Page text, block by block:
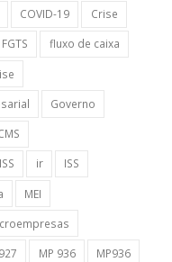
COVID-19
Crise
FGTS
fluxo de caixa
Governo
ir
ISS
MEI
MP 936
MP936